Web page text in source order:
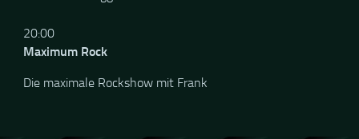
20:00